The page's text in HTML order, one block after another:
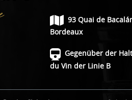
93 Quai de
Bordeaux
Gegenüber der
du Vin der Linie B